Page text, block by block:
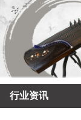
行业资讯